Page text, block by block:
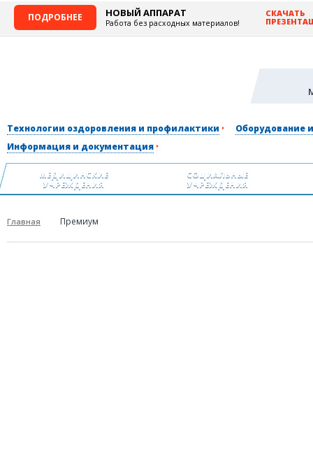
ПОДРОБНЕЕ НОВЫЙ АППАРАТ
Работа без расходных материалов!
СКАЧАТЬ
Технологии оздоровления и профилактики
Оборудование
Информация и документация
МЕДИЦИНСКИЕ
УЧРЕЖДЕНИЯ
СОЦИАЛЬНЫЕ
УЧРЕЖДЕНИЯ
Главная Премиум